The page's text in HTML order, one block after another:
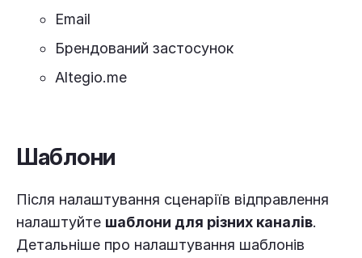
Email
Брендований застосунок
Altegio.me
Шаблони
Після налаштування сценаріїв відправлення
налаштуйте шаблони для різних каналів.
Детальніше про налаштування шаблонів